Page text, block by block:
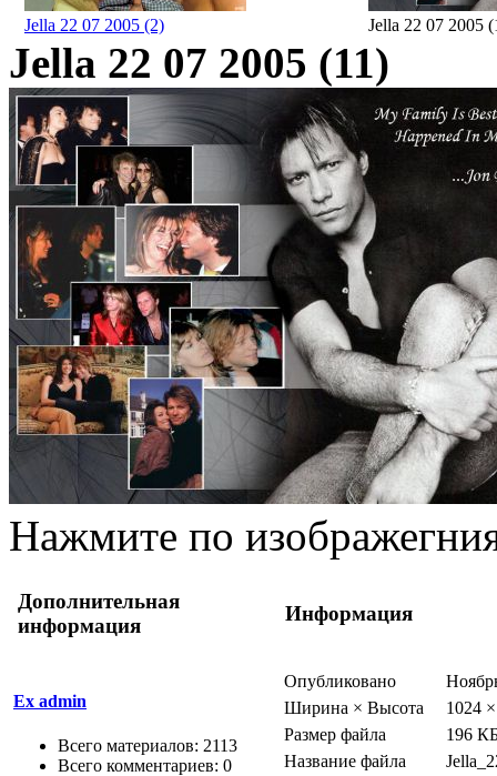
Jella 22 07 2005 (2) Jella 22 07 2005
Jella 22 07 2005 (11)
Нажмите по
Дополнительная
информация
Информация
Ex admin
Всего материалов: 2113
Всего комментариев: 0
Опубликовано
Ширина × Высота
1024
Размер файла
196
Название файла